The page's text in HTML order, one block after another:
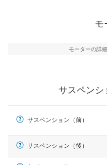
モ
モーターの詳
サスペンシ
サスペンション（前）
サスペンション（後）